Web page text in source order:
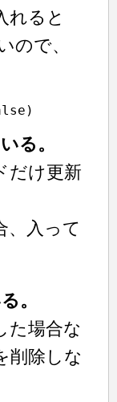
れると
ので、
る。
だけ更新
、入って
。
た場合な
削除しな